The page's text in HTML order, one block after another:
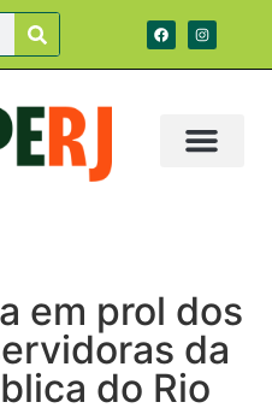
em prol dos
da
do Rio